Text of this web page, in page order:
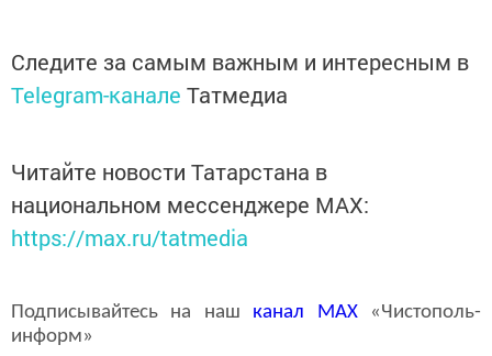
Следите за самым важным и интересным в
Telegram-канале Татмедиа
Читайте новости Татарстана в
национальном мессенджере MАХ:
https://max.ru/tatmedia
Подписывайтесь на наш канал MAX«Чистополь-
информ»